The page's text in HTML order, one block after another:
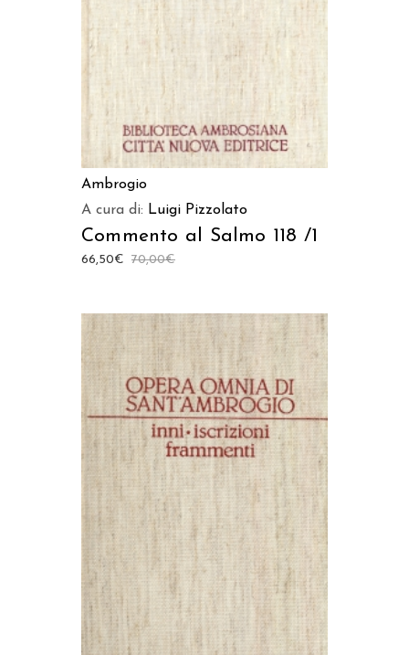
Ambrogio
A cura di: Luigi Pizzolato
Commento al Salmo 118 /1
70,00€
66,50€
AGGIUNGI AL CARRELLO